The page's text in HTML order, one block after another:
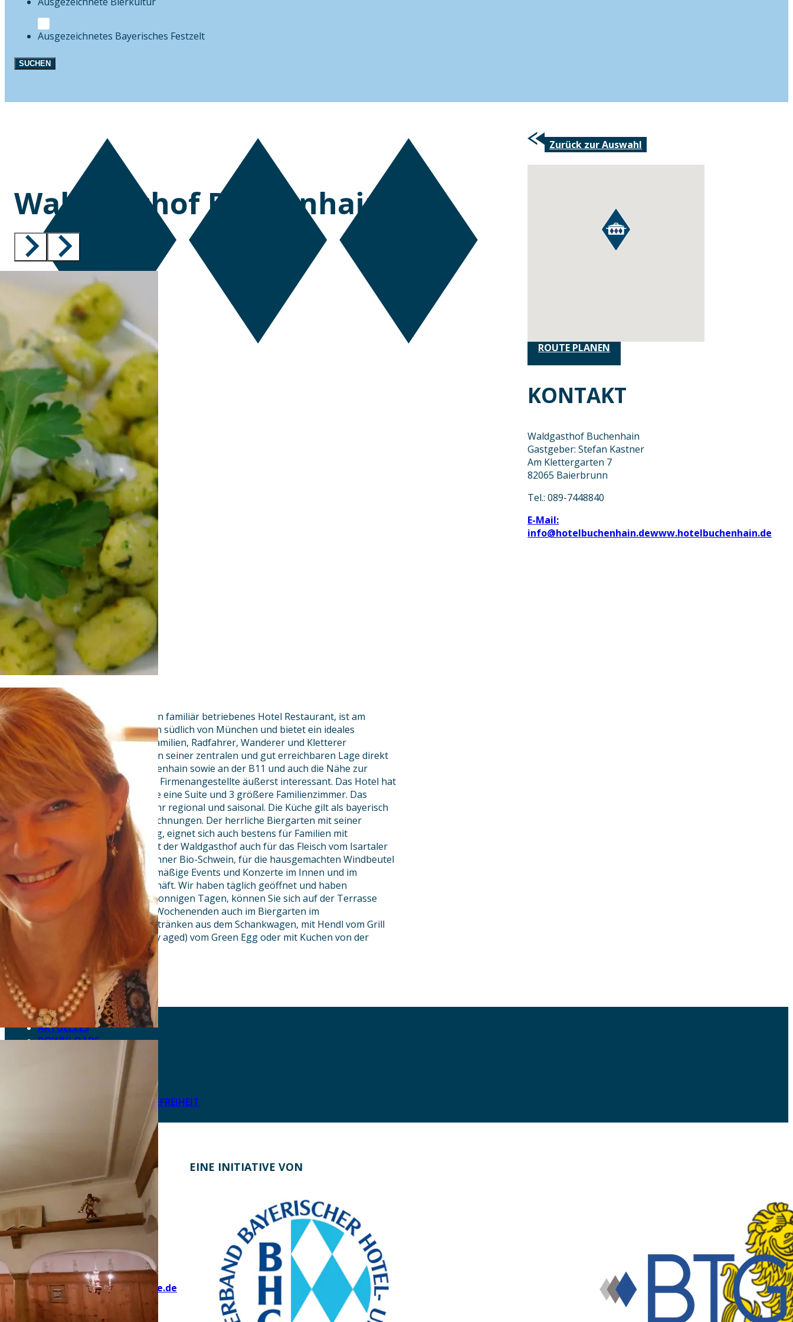
Festzelt
SUCHEN
Waldgasthof Buchenhain
Der Waldgasthof Buchenhain, ein familiär betriebenes Hotel Restaurant, ist am
Isarhochufer gelegen, im Grünen südlich von München und bietet ein ideales
Ausflugsziel für Kurzurlauber, Familien, Radfahrer, Wanderer und Kletterer
(Klettergarten 5 Minuten). Wegen seiner zentralen und gut erreichbaren Lage direkt
an der S7-Bahn Haltestelle Buchenhain sowie an der B11 und auch die Nähe zur
Autobahn, ist das Hotel auch für Firmenangestellte äußerst interessant. Das Hotel hat
42 Zimmer im Landhausstil sowie eine Suite und 3 größere Familienzimmer. Das
Frühstück und die Küche sind sehr regional und saisonal. Die Küche gilt als bayerisch
gehoben mit Ihren vielen Auszeichnungen. Der herrliche Biergarten mit seiner
großen Spielwiese und Hüpfburg, eignet sich auch bestens für Familien mit
Kleinkindern. Weithin bekannt ist der Waldgasthof auch für das Fleisch vom Isartaler
Weideochsen und vom Baierbrunner Bio-Schwein, für die hausgemachten Windbeutel
und seine Schmalznudeln. Regelmäßige Events und Konzerte im Innen und im
Außenbereich beleben das Geschäft. Wir haben täglich geöffnet und haben
durchgehend warme Küche. An sonnigen Tagen, können Sie sich auf der Terrasse
verwöhnen lassen, oder an den Wochenenden auch im Biergarten im
Selbstbedienungsbereich mit Getränken aus dem Schankwagen, mit Hendl vom Grill
und Spareribs & Steaks (auch dry aged) vom Green Egg oder mit Kuchen von der
Zurück zur Auswahl
ROUTE PLANEN
KONTAKT
Waldgasthof Buchenhain
Gastgeber: Stefan Kastner
Am Klettergarten 7
82065 Baierbrunn
Tel.: 089-7448840
E-Mail:
info@hotelbuchenhain.dewww.hotelbuchenhain.de
AKTUELLES
DOWNLOADS
LEICHTE SPRACHE
ERKLÄRUNG ZUR BARRIEREFREIHEIT
EINE INITIATIVE VON
Bayern Tourist Gmbh (BTG)
Prinz-Ludwig-Palais
Türkenstraße 7
80333 München
Telefon: +49 89 28760-117
Fax: +49 89 28760-121
bayerischekueche@btg-service.de
www.btg-service.de